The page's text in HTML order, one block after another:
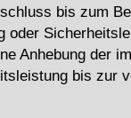
bis zum
oder
Anhebung der
bis zur